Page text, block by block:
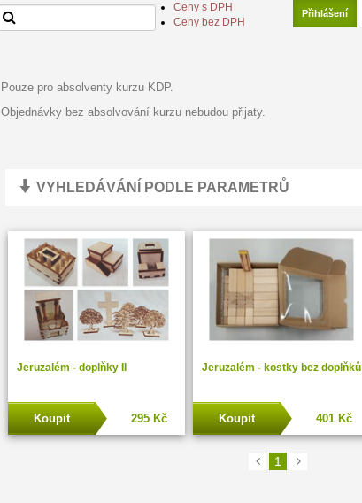
Přihlášení
Ceny s DPH
Ceny bez DPH
Pouze pro absolventy kurzu KDP.
Objednávky bez absolvování kurzu nebudou přijaty.
VYHLEDÁVÁNÍ PODLE PARAMETRŮ
Jeruzalém - doplňky II
295 Kč
Koupit
Jeruzalém - kostky bez doplňků
401 Kč
Koupit
1